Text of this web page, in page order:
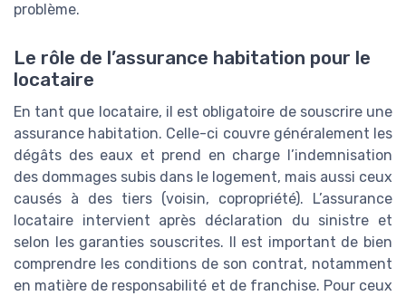
problème.
Le rôle de l’assurance habitation pour le
locataire
En tant que locataire, il est obligatoire de souscrire une
assurance habitation. Celle-ci couvre généralement les
dégâts des eaux et prend en charge l’indemnisation
des dommages subis dans le logement, mais aussi ceux
causés à des tiers (voisin, copropriété). L’assurance
locataire intervient après déclaration du sinistre et
selon les garanties souscrites. Il est important de bien
comprendre les conditions de son contrat, notamment
en matière de responsabilité et de franchise. Pour ceux